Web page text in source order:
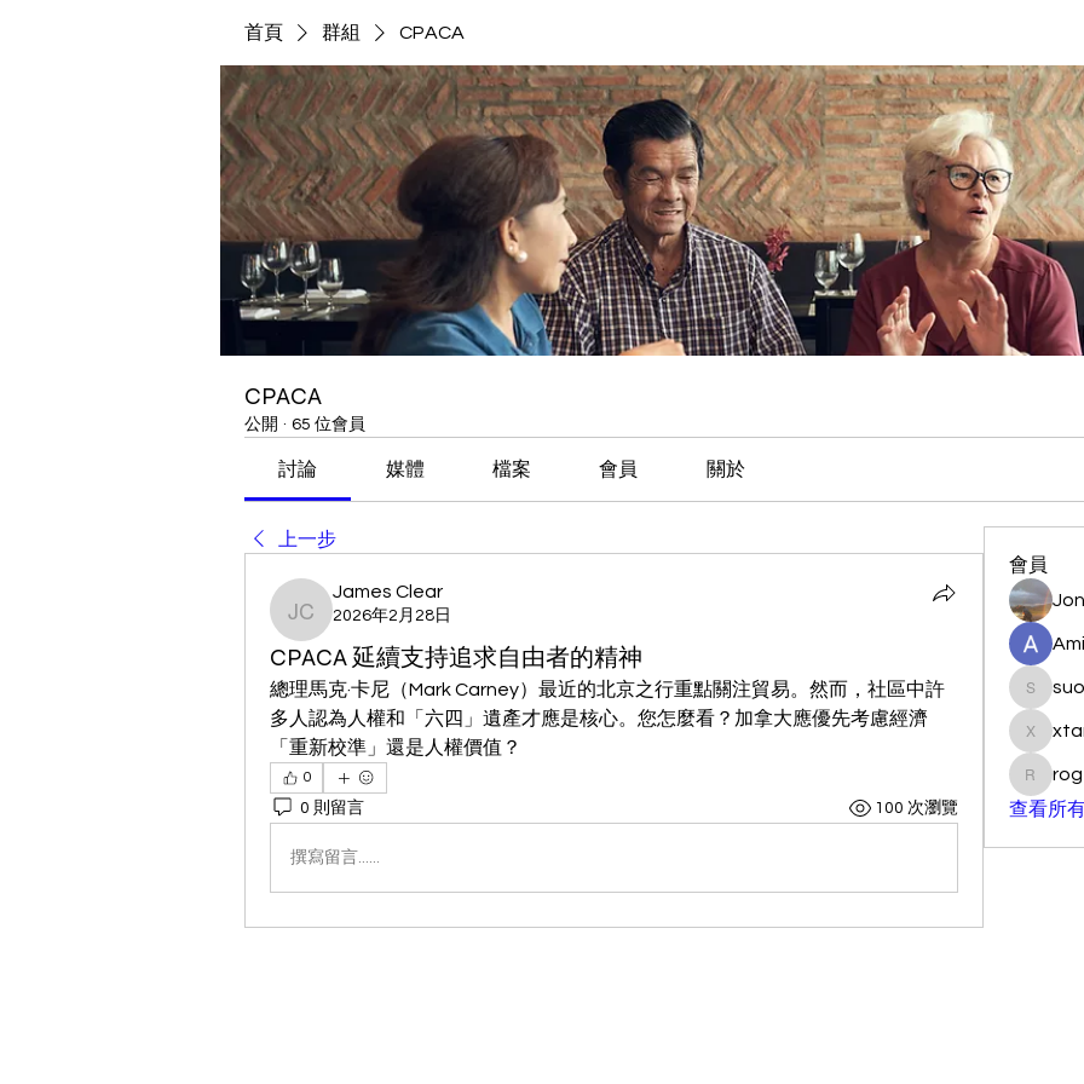
首頁 群組 CPACA
CPACA
公開 · 65 位會員
討論 媒體 檔案 會員 關於
上一步
James Clear
James Clear
2026年2月28日
CPACA 延續支持追求自由者的精神
總理馬克·卡尼（Mark Carney）最近的北京之行重點關注貿易。然而，社區中許
多人認為人權和「六四」遺產才應是核心。您怎麼看？加拿大應優先考慮經濟
「重新校準」還是人權價值？
0
0 則留言 100 次瀏覽
撰寫留言......
會員
xtancer
查看所